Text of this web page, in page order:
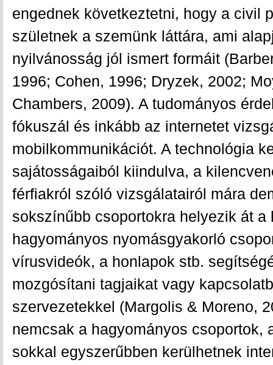
engednek következtetni, hogy a civil
születnek a szemünk láttára, ami
nyilvánosság jól ismert formáit
1996; Cohen, 1996; Dryzek, 2002;
Chambers, 2009). A tudományos
fókuszál és inkább az internetet
mobilkommunikációt. A technológia
sajátosságaiból kiindulva, a
férfiakról szóló vizsgálatairól mára
sokszínűbb csoportokra helyezik át a
hagyományos nyomásgyakorló
vírusvideók, a honlapok stb.
mozgósítani tagjaikat vagy
szervezetekkel (Margolis & Moreno,
nemcsak a hagyományos csoportok,
sokkal egyszerűbben kerülhetnek